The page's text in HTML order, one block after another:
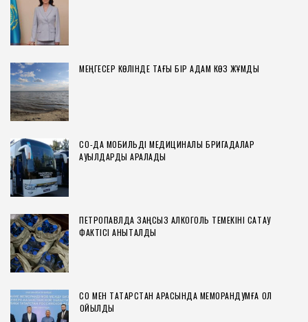
МЕҢГЕСЕР КӨЛІНДЕ ТАҒЫ БІР АДАМ КӨЗ ЖҰМДЫ
СҚО-ДА МОБИЛЬДІ МЕДИЦИНАЛЫҚ БРИГАДАЛАР
АУЫЛДАРДЫ АРАЛАДЫ
ПЕТРОПАВЛДА ЗАҢСЫЗ АЛКОГОЛЬ ТЕМЕКІНІ САҚТАУ
ФАКТІСІ АНЫҚТАЛДЫ
СҚО МЕН ТАТАРСТАН АРАСЫНДА МЕМОРАНДУМҒА ҚОЛ
ҚОЙЫЛДЫ